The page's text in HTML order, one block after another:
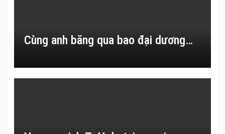
Cùng anh băng qua bao đại dương…